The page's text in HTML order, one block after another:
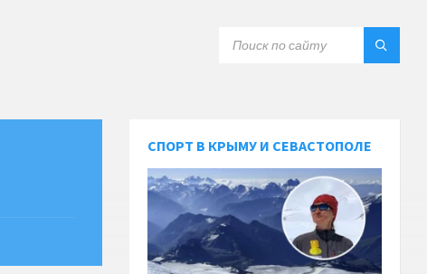
СПОРТ В КРЫМУ И СЕВАСТОПОЛЕ